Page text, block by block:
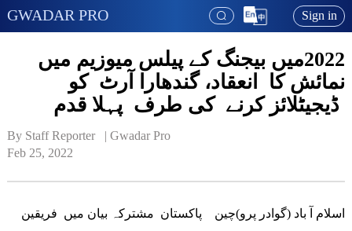
GWADAR PRO Sign in
2022میں بیجنگ کے پیلس میوزیم میں
نمائش کا انعقاد، گندھارا آرٹ کو
ڈیجیٹلائز کرنے کی طرف پہلا قدم
By Staff Reporter   | Gwadar Pro
Feb 25, 2022